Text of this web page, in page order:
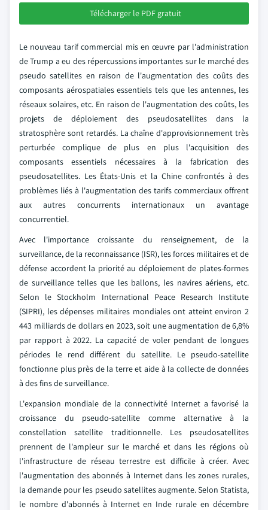
Télécharger le PDF gratuit
Le nouveau tarif commercial mis en œuvre par l'administration
de Trump a eu des répercussions importantes sur le marché des
pseudo satellites en raison de l'augmentation des coûts des
composants aérospatiales essentiels tels que les antennes, les
réseaux solaires, etc. En raison de l'augmentation des coûts, les
projets de déploiement des pseudosatellites dans la
stratosphère sont retardés. La chaîne d'approvisionnement très
perturbée complique de plus en plus l'acquisition des
composants essentiels nécessaires à la fabrication des
pseudosatellites. Les États-Unis et la Chine confrontés à des
problèmes liés à l'augmentation des tarifs commerciaux offrent
aux autres concurrents internationaux un avantage
concurrentiel.
Avec l'importance croissante du renseignement, de la
surveillance, de la reconnaissance (ISR), les forces militaires et de
défense accordent la priorité au déploiement de plates-formes
de surveillance telles que les ballons, les navires aériens, etc.
Selon le Stockholm International Peace Research Institute
(SIPRI), les dépenses militaires mondiales ont atteint environ 2
443 milliards de dollars en 2023, soit une augmentation de 6,8%
par rapport à 2022. La capacité de voler pendant de longues
périodes le rend différent du satellite. Le pseudo-satellite
fonctionne plus près de la terre et aide à la collecte de données
à des fins de surveillance.
L'expansion mondiale de la connectivité Internet a favorisé la
croissance du pseudo-satellite comme alternative à la
constellation satellite traditionnelle. Les pseudosatellites
prennent de l'ampleur sur le marché et dans les régions où
l'infrastructure de réseau terrestre est difficile à créer. Avec
l'augmentation des abonnés à Internet dans les zones rurales,
la demande pour les pseudo satellites augmente. Selon Statista,
le nombre d'abonnés à Internet en Inde rurale en décembre